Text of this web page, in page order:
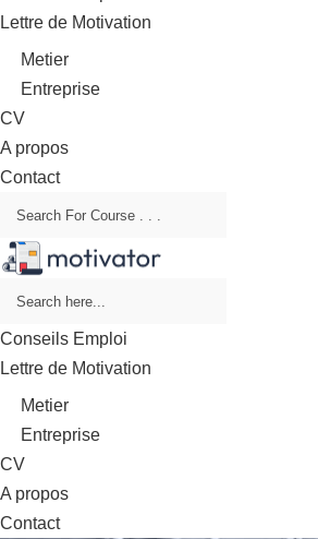
Lettre de Motivation
Metier
Entreprise
CV
A propos
Contact
Conseils Emploi
Lettre de Motivation
Metier
Entreprise
CV
A propos
Contact